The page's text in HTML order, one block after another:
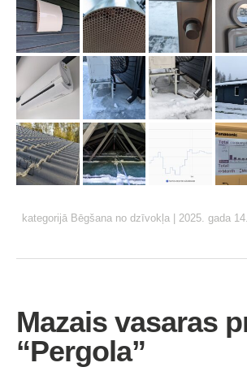
kategorijā Bēgšana no dzīvokļa 2025. gada
Mazais vasaras
“Pergola”